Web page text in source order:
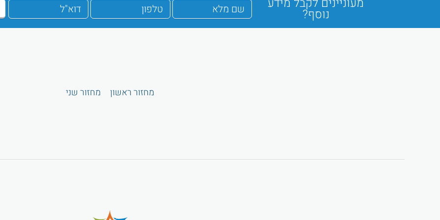
נוסף?
מחזור ראשון מחזור שני